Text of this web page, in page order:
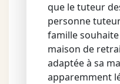
que le tuteur
personne
famille
maison de
adaptée à sa
apparemment